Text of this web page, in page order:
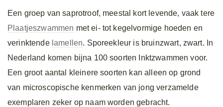
Een groep van saprotroof, meestal kort levende, vaak tere
Plaatjeszwammen met ei- tot kegelvormige hoeden en
verinktende lamellen. Sporeekleur is bruinzwart, zwart. In
Nederland komen bijna 100 soorten Inktzwammen voor.
Een groot aantal kleinere soorten kan alleen op grond
van microscopische kenmerken van jong verzamelde
exemplaren zeker op naam worden gebracht.